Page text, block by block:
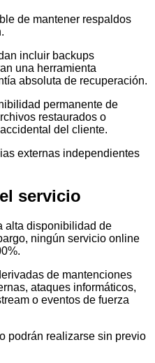
de mantener respaldos
incluir backups
una herramienta
absoluta de recuperación.
permanente de
restaurados o
del cliente.
externas independientes
servicio
alta disponibilidad de
ningún servicio online
de mantenciones
ataques informáticos,
o eventos de fuerza
podrán realizarse sin previo